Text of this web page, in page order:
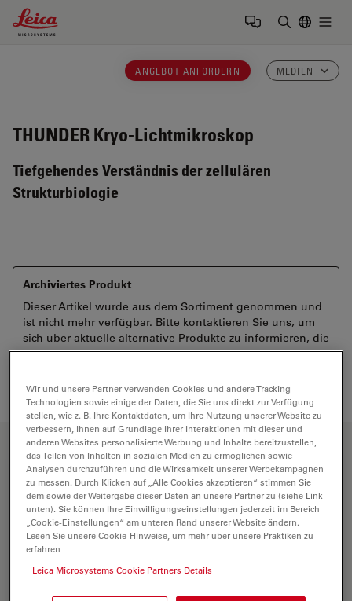
Leica Microsystems Logo
ANGEBOT ANFORDERN MEDIEN
THUNDER Kryo-Lichtmikroskop
Tiefgehendes Verständnis der zellulären
Strukturbiologie
Archiviertes Produkt
Dieser Artikel wurde aus dem Sortiment genommen und
ist nicht mehr verfügbar. Bitte kontaktieren Sie uns, um
sich über aktuelle alternative Produkte zu informieren, die
Ihren Anforderungen entsprechen könnten.
Wir und unsere Partner verwenden Cookies und andere Tracking-
Technologien sowie einige der Daten, die Sie uns direkt zur Verfügung
stellen, wie z. B. Ihre Kontaktdaten, um Ihre Nutzung unserer Website zu
verbessern, Ihnen auf Grundlage Ihrer Interaktionen mit dieser und
anderen Websites personalisierte Werbung und Inhalte bereitzustellen,
das Teilen von Inhalten in sozialen Medien zu ermöglichen sowie
Analysen durchzuführen und die Wirksamkeit unserer Werbekampagnen
zu messen. Durch Klicken auf „Alle Cookies akzeptieren“ stimmen Sie
dem sowie der Weitergabe dieser Daten an unsere Partner zu (siehe Link
unten). Sie können Ihre Einwilligungseinstellungen jederzeit im Bereich
„Cookie-Einstellungen“ am unteren Rand unserer Website ändern.
Lesen Sie unsere Cookie-Hinweise, um mehr über unsere Praktiken zu
erfahren
Leica Microsystems Cookie Partners Details